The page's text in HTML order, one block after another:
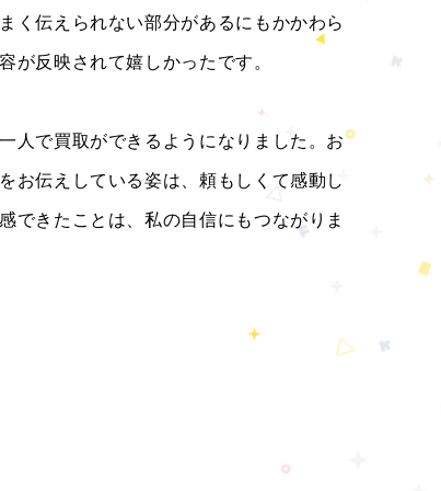
く伝えられない部分があるにもかかわら
が反映されて嬉しかったです。
人で買取ができるようになりました。お
お伝えしている姿は、頼もしくて感動し
できたことは、私の自信にもつながりま